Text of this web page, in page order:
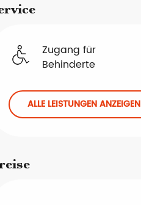
Zugang für
Behinderte
ALLE LEISTUNGEN ANZEIGEN